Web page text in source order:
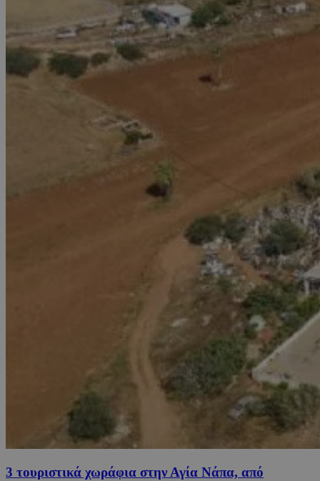
3 τουριστικά χωράφια στην Αγία Νάπα, από